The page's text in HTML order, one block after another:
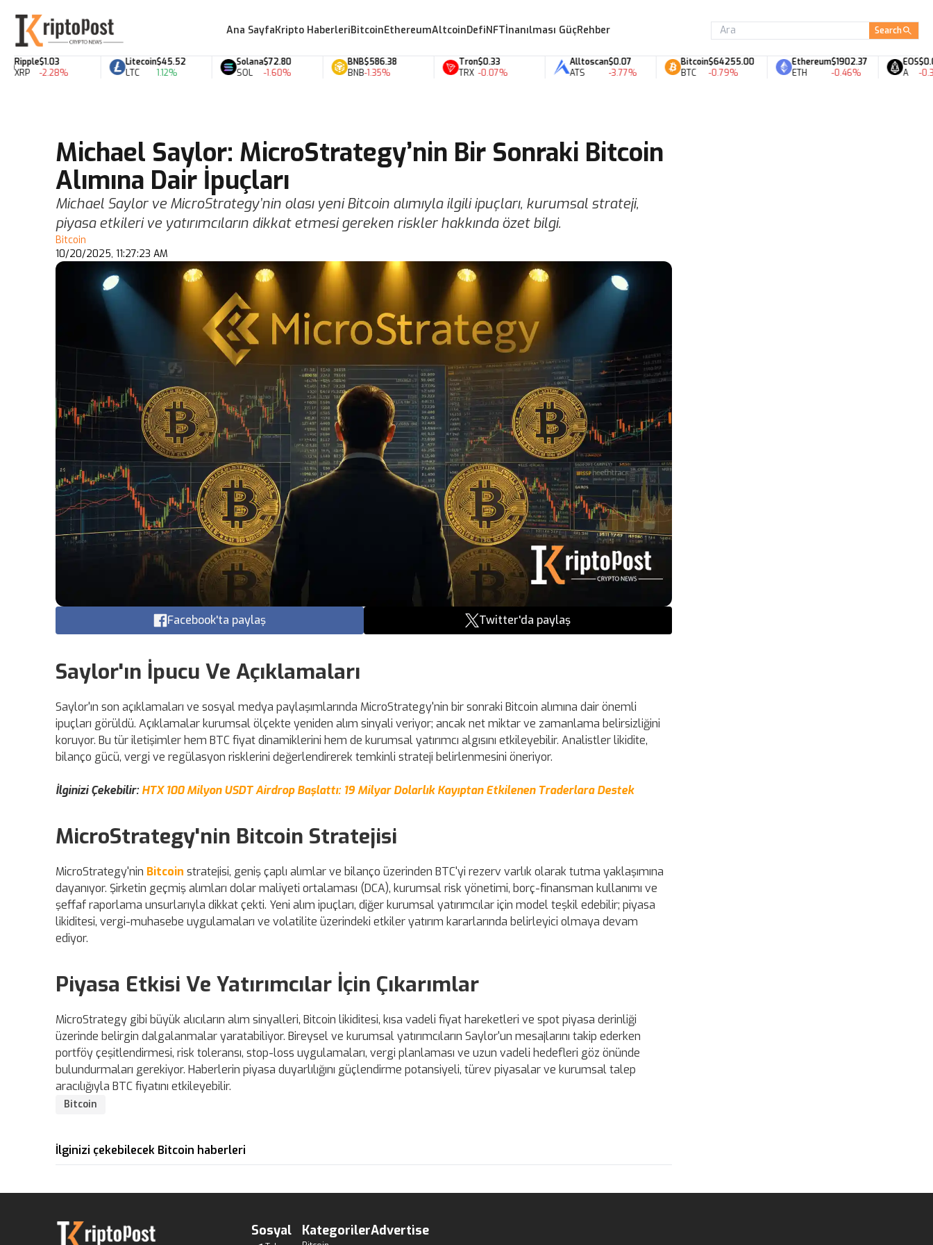
Ana SayfaKripto HaberleriBitcoinEthereumAltcoinDefiNFTİnanılması GüçRehber Search
$1.03
-2.28%
Litecoin
LTC
$45.52
1.12%
Solana
SOL
$72.80
-1.60%
BNB
BNB
$586.38
-1.35%
Tron
TRX
$0.33
-0.07%
Alltoscan
ATS
$0.07
-3.77%
Bitcoin
BTC
$64255.00
-0.79%
Ethereum
ETH
$1902.37
-0.46%
EOS
A
$0.07
-0.33%
Michael Saylor: MicroStrategy’nin Bir Sonraki Bitcoin
Alımına Dair İpuçları
Michael Saylor ve MicroStrategy’nin olası yeni Bitcoin alımıyla ilgili ipuçları, kurumsal strateji,
piyasa etkileri ve yatırımcıların dikkat etmesi gereken riskler hakkında özet bilgi.
Bitcoin
10/20/2025, 11:27:23 AM
Facebook'ta paylaş Twitter'da paylaş
Saylor'ın İpucu Ve Açıklamaları
Saylor'ın son açıklamaları ve sosyal medya paylaşımlarında MicroStrategy'nin bir sonraki Bitcoin alımına dair önemli
ipuçları görüldü. Açıklamalar kurumsal ölçekte yeniden alım sinyali veriyor; ancak net miktar ve zamanlama belirsizliğini
koruyor. Bu tür iletişimler hem BTC fiyat dinamiklerini hem de kurumsal yatırımcı algısını etkileyebilir. Analistler likidite,
bilanço gücü, vergi ve regülasyon risklerini değerlendirerek temkinli strateji belirlenmesini öneriyor.
İlginizi Çekebilir:HTX 100 Milyon USDT Airdrop Başlattı: 19 Milyar Dolarlık Kayıptan Etkilenen Traderlara Destek
MicroStrategy'nin Bitcoin Stratejisi
MicroStrategy'nin Bitcoin stratejisi, geniş çaplı alımlar ve bilanço üzerinden BTC'yi rezerv varlık olarak tutma yaklaşımına
dayanıyor. Şirketin geçmiş alımları dolar maliyeti ortalaması (DCA), kurumsal risk yönetimi, borç-finansman kullanımı ve
şeffaf raporlama unsurlarıyla dikkat çekti. Yeni alım ipuçları, diğer kurumsal yatırımcılar için model teşkil edebilir; piyasa
likiditesi, vergi-muhasebe uygulamaları ve volatilite üzerindeki etkiler yatırım kararlarında belirleyici olmaya devam
ediyor.
Piyasa Etkisi Ve Yatırımcılar İçin Çıkarımlar
MicroStrategy gibi büyük alıcıların alım sinyalleri, Bitcoin likiditesi, kısa vadeli fiyat hareketleri ve spot piyasa derinliği
üzerinde belirgin dalgalanmalar yaratabiliyor. Bireysel ve kurumsal yatırımcıların Saylor'un mesajlarını takip ederken
portföy çeşitlendirmesi, risk toleransı, stop-loss uygulamaları, vergi planlaması ve uzun vadeli hedefleri göz önünde
bulundurmaları gerekiyor. Haberlerin piyasa duyarlılığını güçlendirme potansiyeli, türev piyasalar ve kurumsal talep
aracılığıyla BTC fiyatını etkileyebilir.
Bitcoin
İlginizi çekebilecek Bitcoin haberleri
Sosyal KategorilerAdvertise